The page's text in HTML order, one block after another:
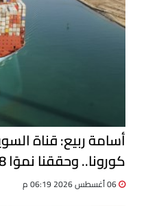
أسامة ربيع: قناة
كورونا.. وحققنا نموًا 8% في حركة السفن